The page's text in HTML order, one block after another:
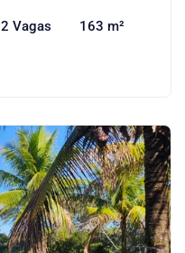
2 Vagas 163 m²